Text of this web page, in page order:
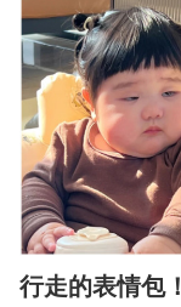
行走的表情包